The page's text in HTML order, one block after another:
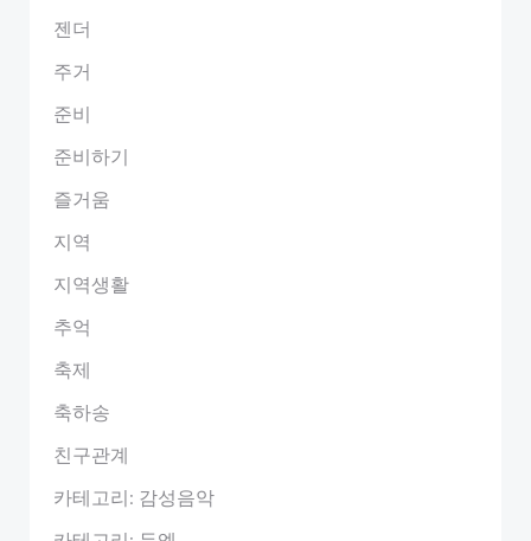
젠더
주거
준비
준비하기
즐거움
지역
지역생활
추억
축제
축하송
친구관계
카테고리: 감성음악